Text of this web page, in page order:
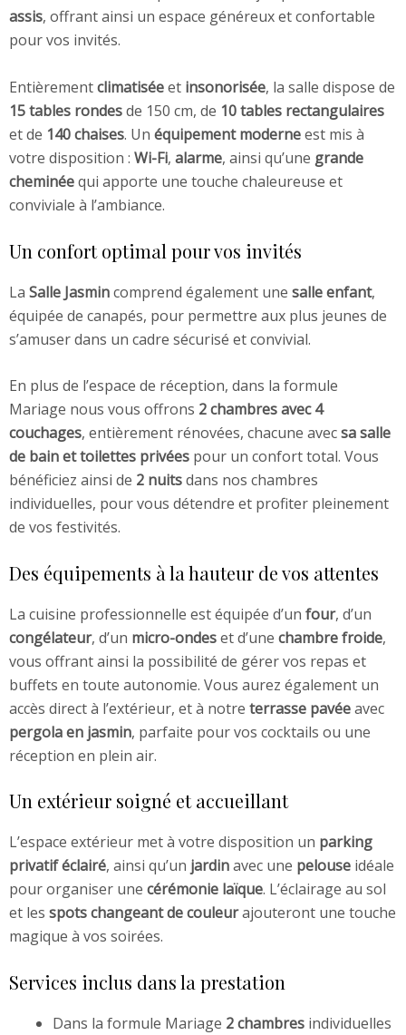
assis, offrant ainsi un espace généreux et confortable
pour vos invités.
Entièrementclimatiséeet insonorisée, la salle dispose de
15 tables rondesde 150 cm, de 10 tables rectangulaires
et de 140 chaises. Un équipement moderneest mis à
votre disposition : Wi-Fi, alarme, ainsi qu’une grande
cheminéequi apporte une touche chaleureuse et
conviviale à l’ambiance.
Un confort optimal pour vos invités
La Salle Jasmincomprend également une salle enfant,
équipée de canapés, pour permettre aux plus jeunes de
s’amuser dans un cadre sécurisé et convivial.
En plus de l’espace de réception, dans la formule
Mariage nous vous offrons 2 chambres avec 4
couchages, entièrement rénovées, chacune avecsa salle
de bain et toilettes privées pour un confort total. Vous
bénéficiez ainsi de 2 nuitsdans nos chambres
individuelles, pour vous détendre et profiter pleinement
de vos festivités.
Des équipements à la hauteur de vos attentes
La cuisine professionnelle est équipée d’un four, d’un
congélateur, d’un micro-ondeset d’une chambre froide,
vous offrant ainsi la possibilité de gérer vos repas et
buffets en toute autonomie. Vous aurez également un
accès direct à l’extérieur, et à notre terrasse pavéeavec
pergola en jasmin, parfaite pour vos cocktails ou une
réception en plein air.
Un extérieur soigné et accueillant
L’espace extérieur met à votre disposition un parking
privatif éclairé, ainsi qu’un jardinavec une pelouse idéale
pour organiser une cérémonie laïque. L’éclairage au sol
et les spots changeant de couleurajouteront une touche
magique à vos soirées.
Services inclus dans la prestation
Dans la formule Mariage 2 chambres individuelles